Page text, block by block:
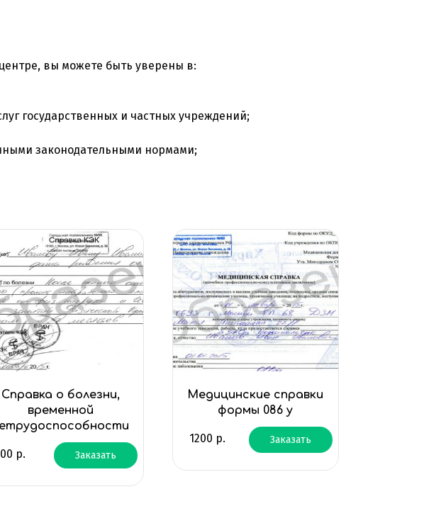
вы можете быть уверены в:
государственных и частных учреждений;
законодательными нормами;
Справка о болезни,
временной
р. Заказать
Медицинские справки
формы 086 у
1200 р. Заказать